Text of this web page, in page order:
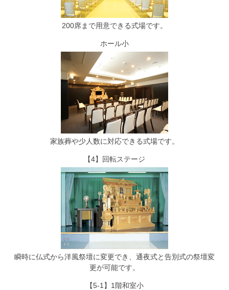
200席まで用意できる式場です。
ホール小
家族葬や少人数に対応できる式場です。
【4】回転ステージ
瞬時に仏式から洋風祭壇に変更でき、通夜式と告別式の祭壇変
更が可能です。
【5-1】1階和室小